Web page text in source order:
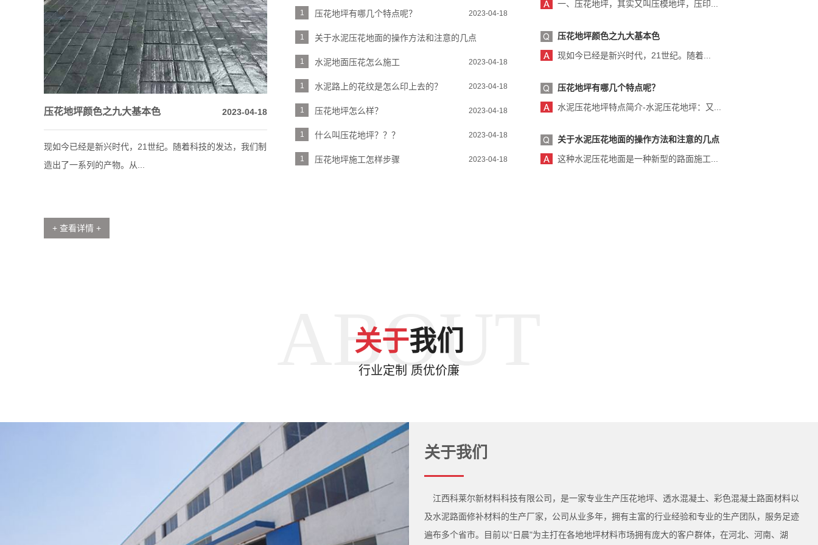
压花地坪颜色之九大基本色 2023-04-18
现如今已经是新兴时代，21世纪。随着科技的发达，我们制
造出了一系列的产物。从...
+ 查看详情 +
1 压花地坪有哪几个特点呢？ 2023-04-18
1 关于水泥压花地面的操作方法和注意的几点
2023-04-18
1 水泥地面压花怎么施工 2023-04-18
1 水泥路上的花纹是怎么印上去的？ 2023-04-18
1 压花地坪怎么样？ 2023-04-18
1 什么叫压花地坪？？？ 2023-04-18
1 压花地坪施工怎样步骤 2023-04-18
一、压花地坪，其实又叫压模地坪，压印...
压花地坪颜色之九大基本色
现如今已经是新兴时代，21世纪。随着...
压花地坪有哪几个特点呢？
水泥压花地坪特点简介-水泥压花地坪：又...
关于水泥压花地面的操作方法和注意的几点
这种水泥压花地面是一种新型的路面施工...
ABOUT
关于我们
行业定制 质优价廉
关于我们
江西科莱尔新材料科技有限公司，是一家专业生产压花地坪、透水混凝土、彩色混凝土路面材料以
及水泥路面修补材料的生产厂家，公司从业多年，拥有主富的行业经验和专业的生产团队，服务足迹
遍布多个省市。目前以“日晨"为主打在各地地坪材料市场拥有庞大的客户群体，在河北、河南、湖